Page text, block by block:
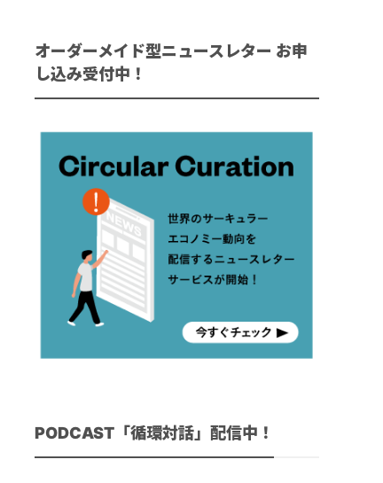
オーダーメイド型ニュースレター お申
し込み受付中！
PODCAST「循環対話」配信中！